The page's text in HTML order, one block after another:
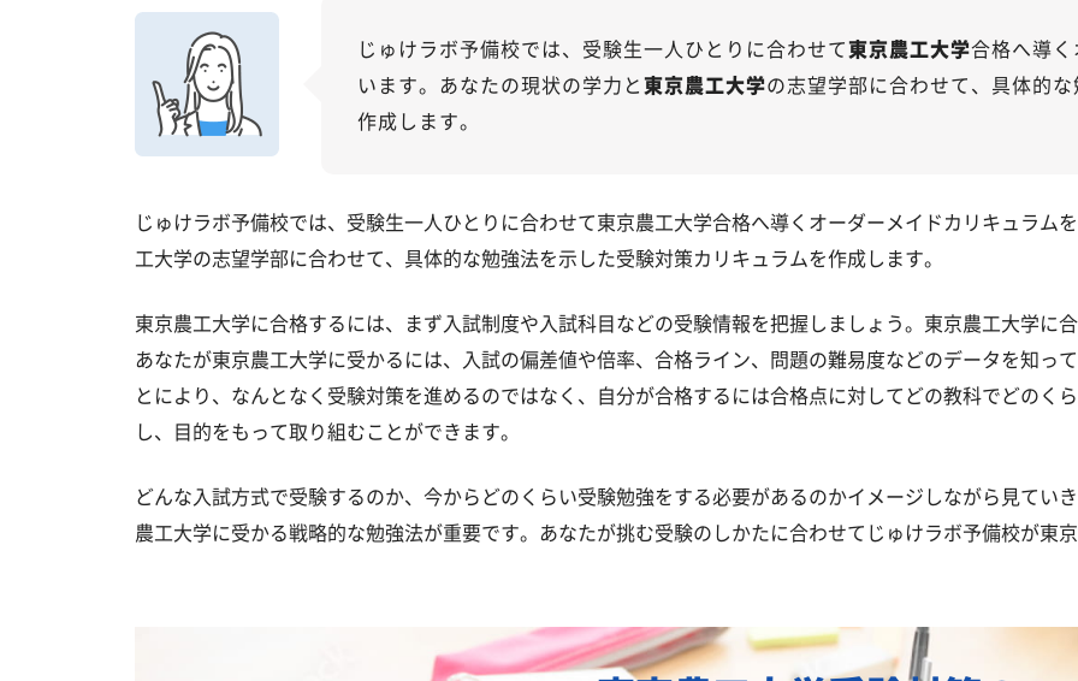
東京農工大学の総合型選抜入試対策も万全
東京農工大学総合型選抜入試の主な対策内容
東京農工大学の受験情報
東京農工大学の入試日程
東京農工大学のキャンパス
「東京農工大学に受かる気がしない」とやる気をなくしている受験生へ
受験勉強を始めるのが遅くても東京農工大学に合格できる？
大学受験対策いつから始める？学年・時期別の勉強のポイント
不登校・高卒認定者・通信制高校の東京農工大学受験も対応可能
東京農工大学受験生からのよくある質問
じゅけラボ予備校では、受験生一人ひとりに合わせて東京農工大学合格へ導
います。あなたの現状の学力と東京農工大学の志望学部に合わせて、具体的
作成します。
じゅけラボ予備校では、受験生一人ひとりに合わせて東京農工大学合格へ導くオーダーメイドカリキュラム
工大学の志望学部に合わせて、具体的な勉強法を示した受験対策カリキュラムを作成します。
東京農工大学に合格するには、まず入試制度や入試科目などの受験情報を把握しましょう。東京農工大学に
あなたが東京農工大学に受かるには、入試の偏差値や倍率、合格ライン、問題の難易度などのデータを知っ
とにより、なんとなく受験対策を進めるのではなく、自分が合格するには合格点に対してどの教科でどのく
し、目的をもって取り組むことができます。
どんな入試方式で受験するのか、今からどのくらい受験勉強をする必要があるのかイメージしながら見てい
農工大学に受かる戦略的な勉強法が重要です。あなたが挑む受験のしかたに合わせてじゅけラボ予備校が東